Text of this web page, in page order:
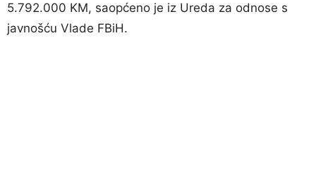
5.792.000 KM, saopćeno je iz Ureda za odnose s
javnošću Vlade FBiH.